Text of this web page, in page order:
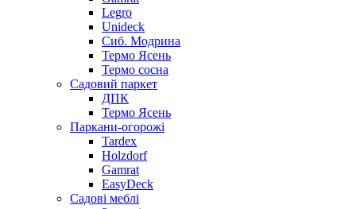
Legro
Unideck
Сиб. Модрина
Термо Ясень
Термо сосна
Садовий паркет
ДПК
Термо Ясень
Паркани-огорожі
Tardex
Holzdorf
Gamrat
EasyDeck
Садові меблі